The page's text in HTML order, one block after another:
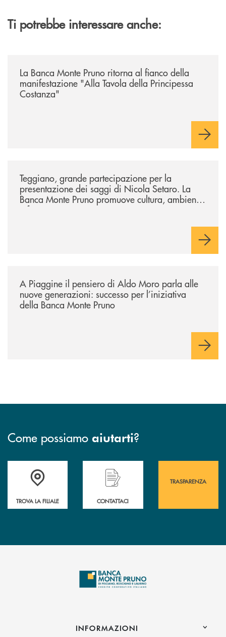
Ti potrebbe interessare anche:
La Banca Monte Pruno ritorna al fianco della
manifestazione "Alla Tavola della Principessa
Costanza"
Teggiano, grande partecipazione per la
presentazione dei saggi di Nicola Setaro. La
Banca Monte Pruno promuove cultura, ambiente
e futuro
A Piaggine il pensiero di Aldo Moro parla alle
nuove generazioni: successo per l’iniziativa
della Banca Monte Pruno
Come possiamo aiutarti?
Accedi all' elenco completo&nbsp; delle&nbsp; filiali&nbsp; di Banca
TROVA LA FILIALE
Hai bisogno di assistenza immediata?
CONTATTACI
TRASPARENZA
INFORMAZIONI